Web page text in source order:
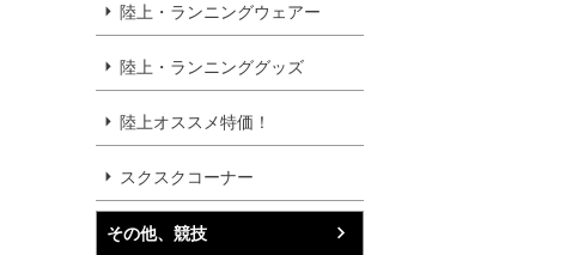
陸上・ランニングウェアー
陸上・ランニンググッズ
陸上オススメ特価！
スクスクコーナー
その他、競技